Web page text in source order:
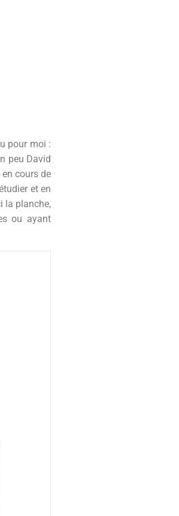
pour moi :
peu David
cours de
et en
la planche,
ou ayant